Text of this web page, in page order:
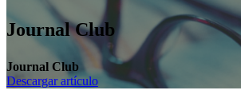
Journal Club
Journal Club
Descargar artículo